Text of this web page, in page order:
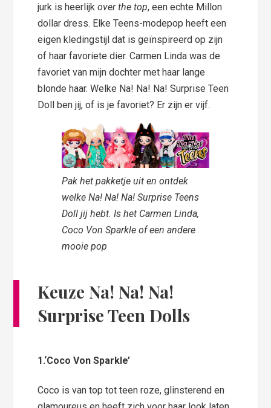
jurk is heerlijkover the top, een echte Millon
dollar dress. Elke Teens-modepop heeft een
eigen kledingstijl dat is geïnspireerd op zijn
of haar favoriete dier. Carmen Linda was de
favoriet van mijn dochter met haar lange
blonde haar. Welke Na! Na! Na! Surprise Teen
Doll ben jij, of is je favoriet? Er zijn er vijf.
Pak het pakketje uit en ontdek
welke Na! Na! Na! Surprise Teens
Doll jij hebt. Is het Carmen Linda,
Coco Von Sparkle of een andere
mooie pop
Keuze Na! Na! Na!
Surprise Teen Dolls
1.‘Coco Von Sparkle’
Coco is van top tot teen roze, glinsterend en